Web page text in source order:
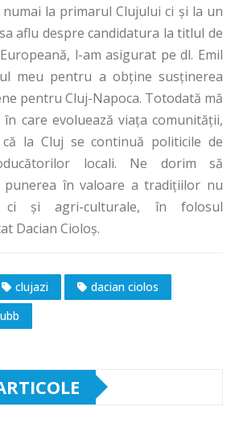
la primarul Clujului ci şi la un
aflu despre candidatura la titlul de
l-am asigurat pe dl. Emil
meu pentru a obţine susţinerea
pentru Cluj-Napoca. Totodată mă
care evoluează viaţa comunităţii,
la Cluj se continuă politicile de
locali. Ne dorim să
punerea în valoare a tradiţiilor nu
ci şi agri-culturale, în folosul
Dacian Cioloş.
clujazi
dacian ciolos
ubb